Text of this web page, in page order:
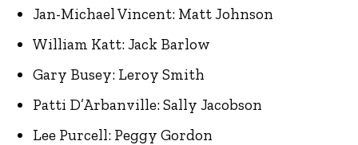
Jan-Michael Vincent: Matt Johnson
William Katt: Jack Barlow
Gary Busey: Leroy Smith
Patti D’Arbanville: Sally Jacobson
Lee Purcell: Peggy Gordon